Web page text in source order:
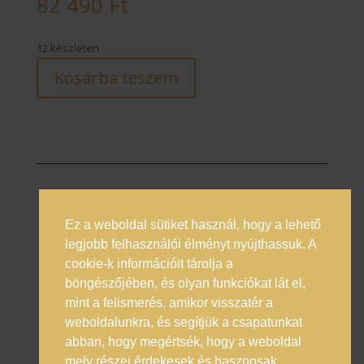
12 készleten
Kosárba teszem
Prémium italok magyarországi nagykövete
Általános Szerződési Feltételek
Adatkezelési Tájékoztató
Online vitarendezés
Ez a weboldal sütiket használ, hogy a lehető
legjobb felhasználói élményt nyújthassuk. A
cookie-k információit tárolja a
böngészőjében, és olyan funkciókat lát el,
mint a felismerés, amikor visszatér a
weboldalunkra, és segítjük a csapatunkat
abban, hogy megértsék, hogy a weboldal